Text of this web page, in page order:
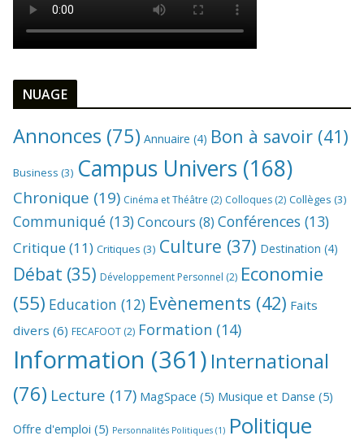
NUAGE
Annonces (75) Annuaire (4) Bon à savoir (41)
Business (3) Campus Univers (168)
Chronique (19) Cinéma et Théâtre (2) Colloques (2) Collèges (3)
Communiqué (13)Concours (8) Conférences (13)
Critique(11) Critiques (3) Culture (37) Destination (4)
Débat (35) Développement Personnel (2) Economie
(55) Education (12) Evènements (42) Faits
divers (6) FECAFOOT (2) Formation (14)
Information (361) International
(76) Lecture (17) MagSpace (5) Musique et Danse (5)
Offre d'emploi (5) Personnalités Politiques (1) Politique